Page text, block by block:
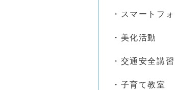
・スマートフ
・美化活動
・交通安全講
・子育て教室